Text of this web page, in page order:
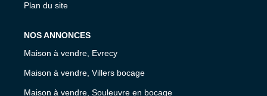
Plan du site
NOS ANNONCES
Maison à vendre, Evrecy
Maison à vendre, Villers bocage
Maison à vendre, Souleuvre en bocage